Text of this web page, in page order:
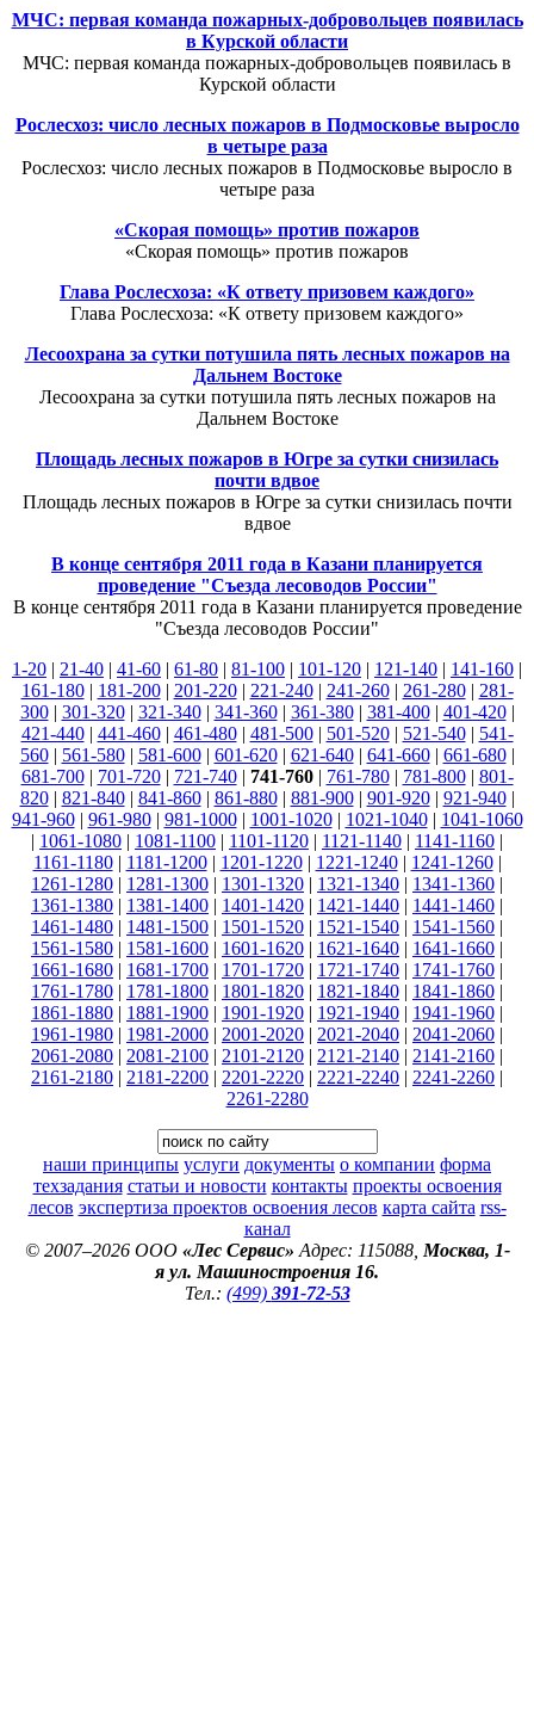
МЧС: первая команда пожарных-добровольцев появилась
в Курской области
МЧС: первая команда пожарных-добровольцев появилась в
Курской области
Рослесхоз: число лесных пожаров в Подмосковье выросло
в четыре раза
Рослесхоз: число лесных пожаров в Подмосковье выросло в
четыре раза
«Скорая помощь» против пожаров
«Скорая помощь» против пожаров
Глава Рослесхоза: «К ответу призовем каждого»
Глава Рослесхоза: «К ответу призовем каждого»
Лесоохрана за сутки потушила пять лесных пожаров на
Дальнем Востоке
Лесоохрана за сутки потушила пять лесных пожаров на
Дальнем Востоке
Площадь лесных пожаров в Югре за сутки снизилась
почти вдвое
Площадь лесных пожаров в Югре за сутки снизилась почти
вдвое
В конце сентября 2011 года в Казани планируется
проведение "Съезда лесоводов России"
В конце сентября 2011 года в Казани планируется проведение
"Съезда лесоводов России"
1-20 | 21-40 | 41-60 | 61-80 | 81-100 | 101-120 | 121-140 | 141-160 |
161-180| 181-200| 201-220| 221-240| 241-260| 261-280| 281-
300| 301-320| 321-340| 341-360| 361-380| 381-400| 401-420|
421-440| 441-460| 461-480| 481-500| 501-520| 521-540| 541-
560| 561-580| 581-600| 601-620| 621-640| 641-660| 661-680|
681-700| 701-720| 721-740| 741-760| 761-780| 781-800| 801-
820| 821-840| 841-860| 861-880| 881-900| 901-920| 921-940|
941-960| 961-980| 981-1000| 1001-1020| 1021-1040| 1041-1060
| 1061-1080 | 1081-1100 | 1101-1120 | 1121-1140 | 1141-1160 |
1161-1180| 1181-1200| 1201-1220| 1221-1240| 1241-1260|
1261-1280 | 1281-1300 | 1301-1320 | 1321-1340 | 1341-1360 |
1361-1380 | 1381-1400 | 1401-1420 | 1421-1440 | 1441-1460 |
1461-1480 | 1481-1500 | 1501-1520 | 1521-1540 | 1541-1560 |
1561-1580 | 1581-1600 | 1601-1620 | 1621-1640 | 1641-1660 |
1661-1680 | 1681-1700 | 1701-1720 | 1721-1740 | 1741-1760 |
1761-1780 | 1781-1800 | 1801-1820 | 1821-1840 | 1841-1860 |
1861-1880 | 1881-1900 | 1901-1920 | 1921-1940 | 1941-1960 |
1961-1980 | 1981-2000 | 2001-2020 | 2021-2040 | 2041-2060 |
2061-2080 | 2081-2100 | 2101-2120 | 2121-2140 | 2141-2160 |
2161-2180 | 2181-2200 | 2201-2220 | 2221-2240 | 2241-2260 |
2261-2280
наши принципы услуги документы о компании форма
техзадания статьи и новости контакты проекты освоения
лесов экспертиза проектов освоения лесов карта сайта rss-
канал
© 2007–2026 ООО «Лес Сервис» Адрес: 115088, Москва, 1-
я ул. Машиностроения 16.
Тел.: (499) 391-72-53